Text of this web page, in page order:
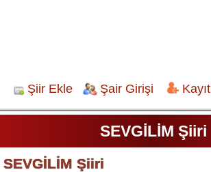
Şiir Ekle Şair Girişi Kayıt
SEVGİLİM Şiiri
SEVGİLİM Şiiri